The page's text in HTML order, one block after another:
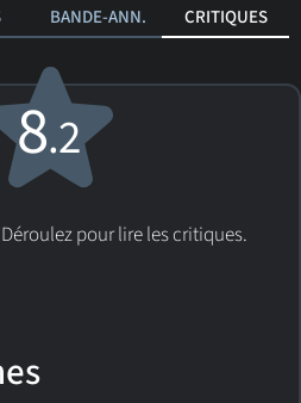
BANDE-ANN. CRITIQUES
8.2
pour lire les critiques.